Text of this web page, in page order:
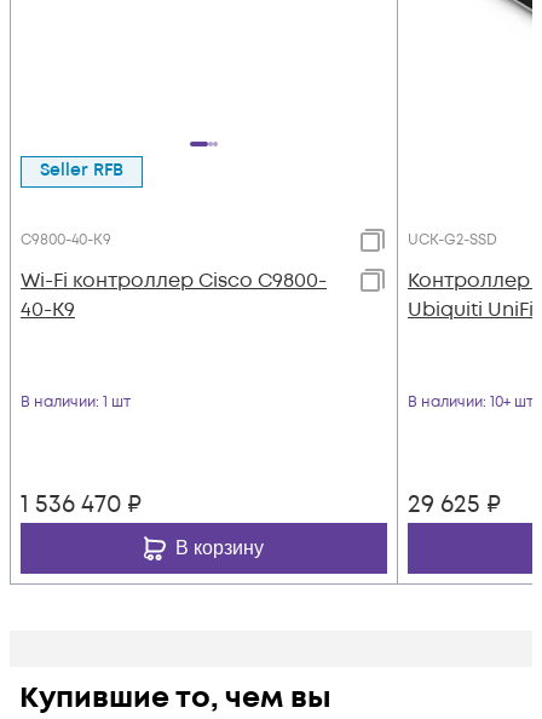
Seller RFB
C9800-40-K9
Wi-Fi контроллер Cisco C9800-
40-K9
В наличии: 1 шт
1 536 470 ₽
В корзину
UCK-G2-SSD
Контроллер
Ubiquiti UniFi
В наличии: 10+ шт
29 625 ₽
Купившие то, чем вы